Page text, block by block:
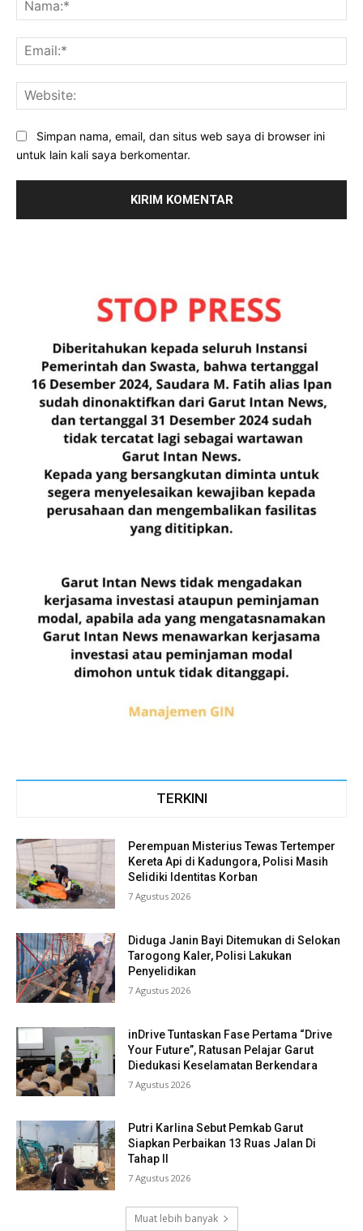
Simpan nama, email, dan situs web saya di browser ini
untuk lain kali saya berkomentar.
TERKINI
Perempuan Misterius Tewas Tertemper
Kereta Api di Kadungora, Polisi Masih
Selidiki Identitas Korban
7 Agustus 2026
Diduga Janin Bayi Ditemukan di Selokan
Tarogong Kaler, Polisi Lakukan
Penyelidikan
7 Agustus 2026
inDrive Tuntaskan Fase Pertama “Drive
Your Future”, Ratusan Pelajar Garut
Diedukasi Keselamatan Berkendara
7 Agustus 2026
Putri Karlina Sebut Pemkab Garut
Siapkan Perbaikan 13 Ruas Jalan Di
Tahap II
7 Agustus 2026
Muat lebih banyak